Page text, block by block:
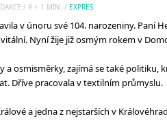
/ # < 1 MIN. / EXPRES
v únoru své 104. narozeniny. Paní
Nyní žije již osmým rokem v
a osmisměrky, zajímá se také politiku,
Dříve pracovala v textilním průmyslu.
a jedna z nejstarších v